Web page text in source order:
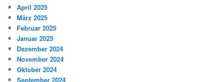
April 2025
März 2025
Februar 2025
Januar 2025
Dezember 2024
November 2024
Oktober 2024
September 2024